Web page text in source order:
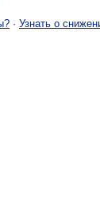
· Узнать о